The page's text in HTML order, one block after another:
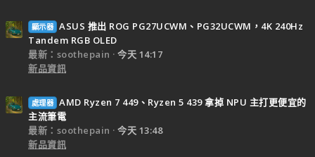
顯示器 ASUS 推出 ROG PG27UCWM、PG32UCWM，4K 240Hz
Tandem RGB OLED
最新：soothepain
今天 14:17
新品資訊
處理器 AMD Ryzen 7 449、Ryzen 5 439 拿掉 NPU 主打更便宜的
主流筆電
最新：soothepain
今天 13:48
新品資訊